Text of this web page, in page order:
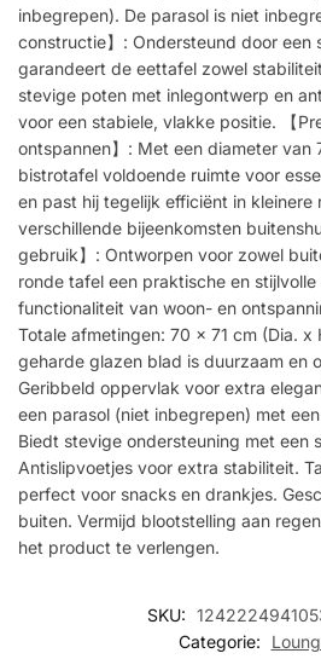
inbegrepen). De parasol is niet
constructie】: Ondersteund door een
garandeert de eettafel zowel
stevige poten met inlegontwerp en
voor een stabiele, vlakke positie. 【
ontspannen】: Met een diameter van
bistrotafel voldoende ruimte voor
en past hij tegelijk efficiënt in kleinere
verschillende bijeenkomsten
gebruik】: Ontworpen voor zowel
ronde tafel een praktische en
functionaliteit van woon- en
Totale afmetingen: 70 x 71 cm (Dia. x
geharde glazen blad is duurzaam en
Geribbeld oppervlak voor extra
een parasol (niet inbegrepen) met
Biedt stevige ondersteuning met een
Antislipvoetjes voor extra stabiliteit.
perfect voor snacks en drankjes.
buiten. Vermijd blootstelling aan
het product te verlengen.
SKU:
Categorie: